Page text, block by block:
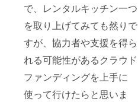
で、レンタルキッチン一つ
を取り上げてみても然りで
すが、協力者や支援を得ら
れる可能性があるクラウド
ファンディングを上手に
使って行けたらと思いま